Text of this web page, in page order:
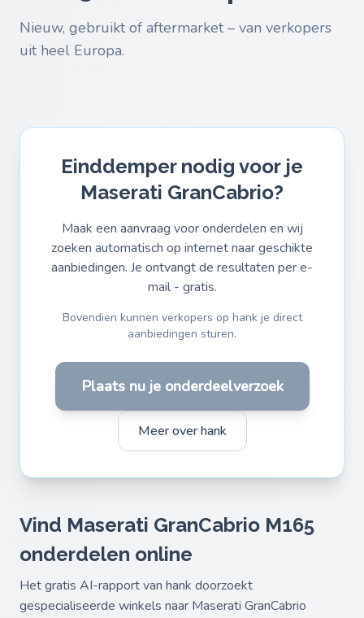
Nieuw, gebruikt of aftermarket – van verkopers
uit heel Europa.
Einddemper nodig voor je
Maserati GranCabrio?
Maak een aanvraag voor onderdelen en wij
zoeken automatisch op internet naar geschikte
aanbiedingen. Je ontvangt de resultaten per e-
mail - gratis.
Bovendien kunnen verkopers op hank je direct
aanbiedingen sturen.
Plaats nu je onderdeelverzoek
Meer over hank
Vind Maserati GranCabrio M165
onderdelen online
Het gratis AI-rapport van hank doorzoekt
gespecialiseerde winkels naar Maserati GranCabrio